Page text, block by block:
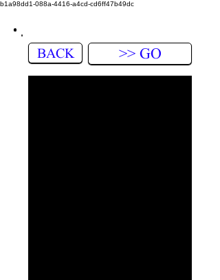
b1a98dd1-088a-4416-a4cd-cd6ff47b49dc
BACK >> GO